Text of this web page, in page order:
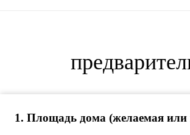
1. Площадь дома (желаемая или